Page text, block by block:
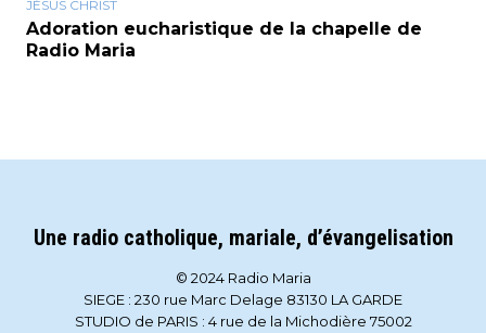
JÉSUS CHRIST
Adoration eucharistique de la chapelle de
Radio Maria
Une radio catholique, mariale, d’évangelisation
© 2024 Radio Maria
SIEGE : 230 rue Marc Delage 83130 LA GARDE
STUDIO de PARIS : 4 rue de la Michodière 75002